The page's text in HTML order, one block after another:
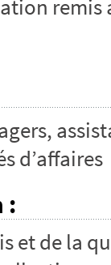
remis
d’affaires
:
et de la